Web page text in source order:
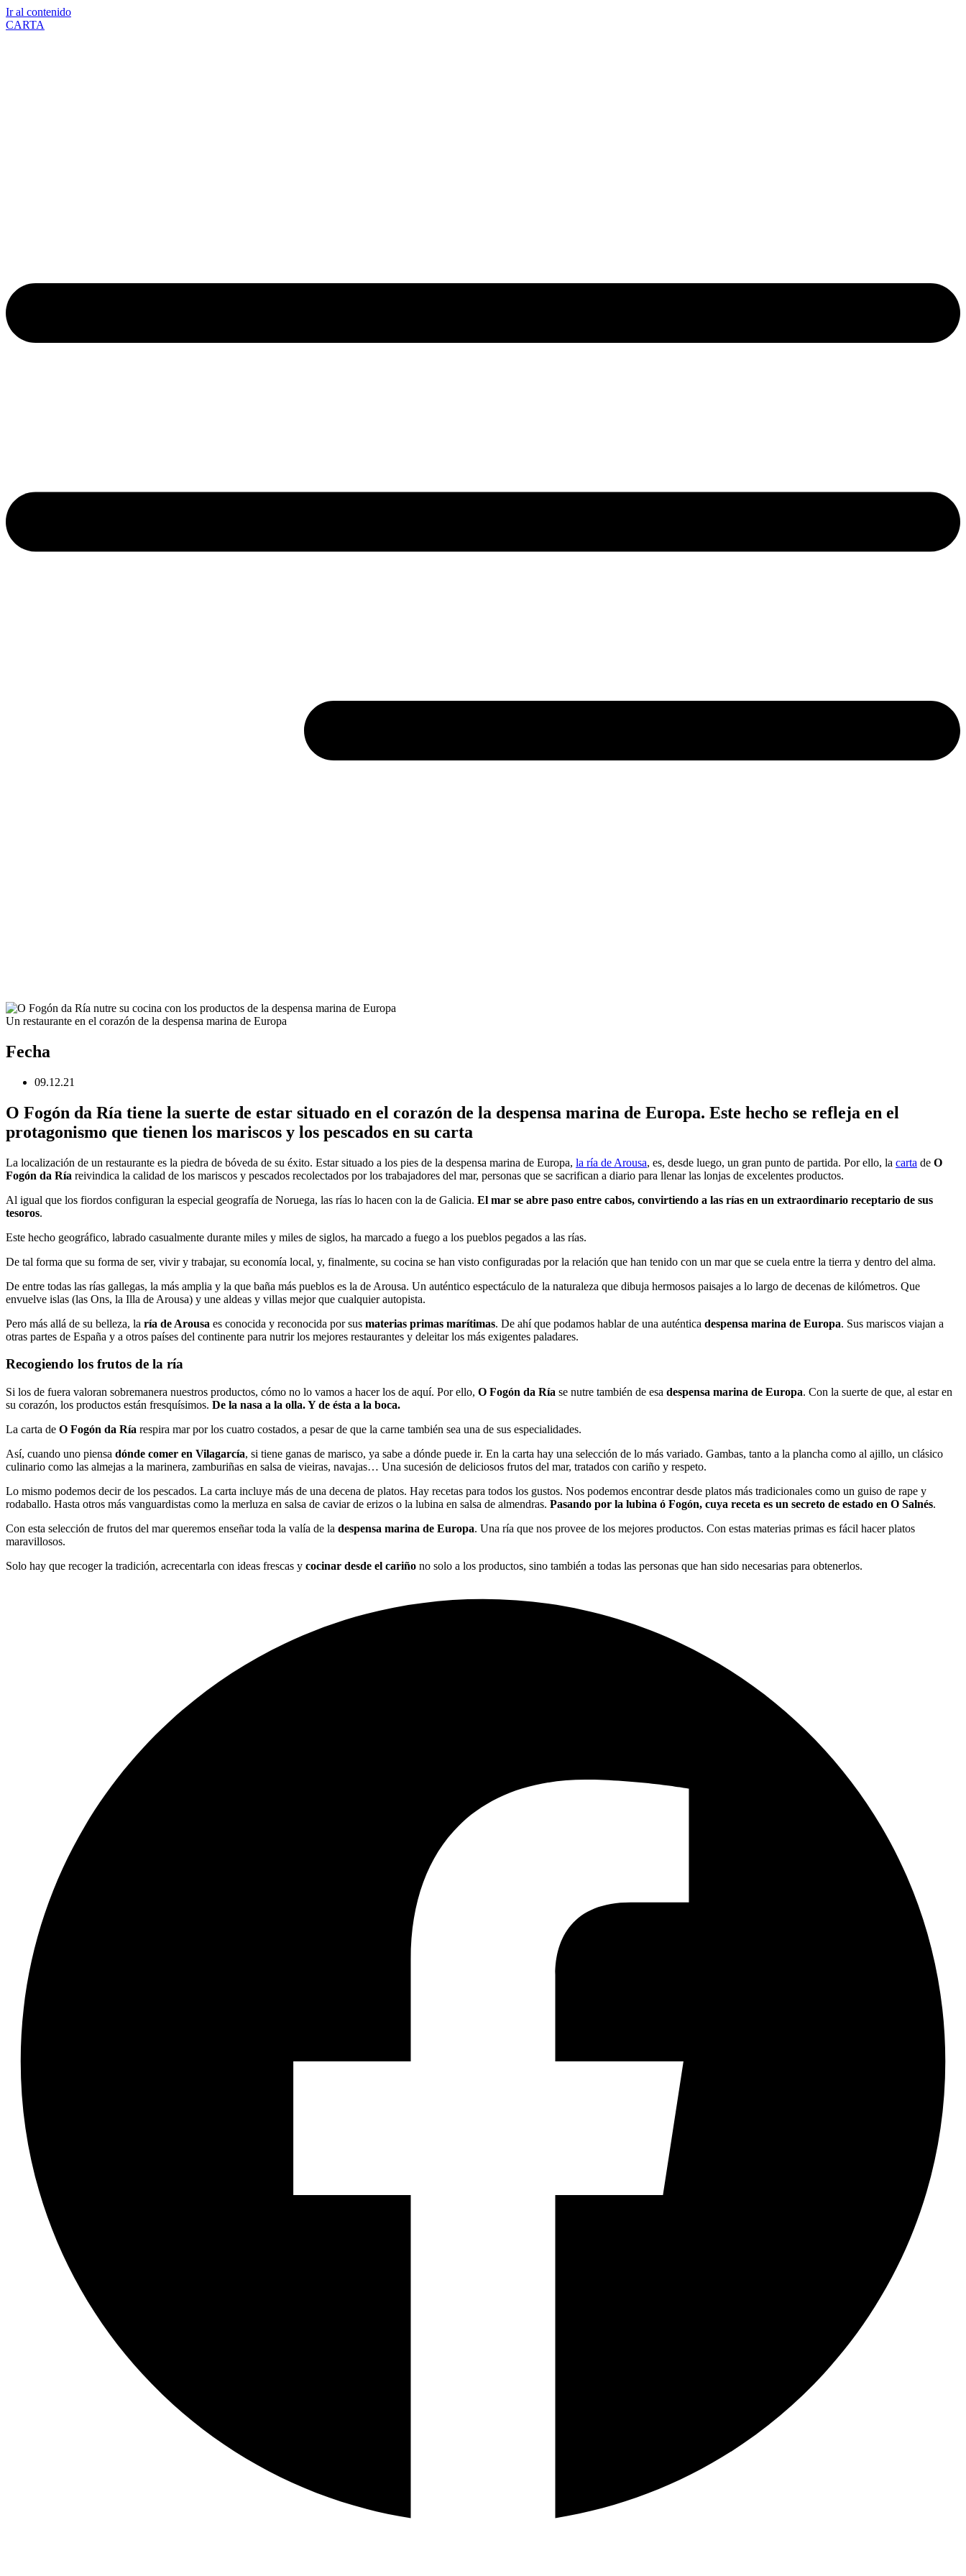
Ir al contenido
CARTA
Un restaurante en el corazón de la despensa marina de Europa
Fecha
09.12.21
O Fogón da Ría tiene la suerte de estar situado en el corazón de la despensa marina de Europa. Este hecho se refleja en el
protagonismo que tienen los mariscos y los pescados en su carta
La localización de un restaurante es la piedra de bóveda de su éxito. Estar situado a los pies de la despensa marina de Europa, la ría de Arousa, es, desde luego, un gran punto de partida. Por ello, la carta de O
Fogón da Ría reivindica la calidad de los mariscos y pescados recolectados por los trabajadores del mar, personas que se sacrifican a diario para llenar las lonjas de excelentes productos.
Al igual que los fiordos configuran la especial geografía de Noruega, las rías lo hacen con la de Galicia. El mar se abre paso entre cabos, convirtiendo a las rías en un extraordinario receptario de sus
tesoros.
Este hecho geográfico, labrado casualmente durante miles y miles de siglos, ha marcado a fuego a los pueblos pegados a las rías.
De tal forma que su forma de ser, vivir y trabajar, su economía local, y, finalmente, su cocina se han visto configuradas por la relación que han tenido con un mar que se cuela entre la tierra y dentro del alma.
De entre todas las rías gallegas, la más amplia y la que baña más pueblos es la de Arousa. Un auténtico espectáculo de la naturaleza que dibuja hermosos paisajes a lo largo de decenas de kilómetros. Que
envuelve islas (las Ons, la Illa de Arousa) y une aldeas y villas mejor que cualquier autopista.
Pero más allá de su belleza, la ría de Arousa es conocida y reconocida por sus materias primas marítimas. De ahí que podamos hablar de una auténtica despensa marina de Europa. Sus mariscos viajan a
otras partes de España y a otros países del continente para nutrir los mejores restaurantes y deleitar los más exigentes paladares.
Recogiendo los frutos de la ría
Si los de fuera valoran sobremanera nuestros productos, cómo no lo vamos a hacer los de aquí. Por ello, O Fogón da Ría se nutre también de esa despensa marina de Europa. Con la suerte de que, al estar en
su corazón, los productos están fresquísimos. De la nasa a la olla. Y de ésta a la boca.
La carta de O Fogón da Ría respira mar por los cuatro costados, a pesar de que la carne también sea una de sus especialidades.
Así, cuando uno piensa dónde comer en Vilagarcía, si tiene ganas de marisco, ya sabe a dónde puede ir. En la carta hay una selección de lo más variado. Gambas, tanto a la plancha como al ajillo, un clásico
culinario como las almejas a la marinera, zamburiñas en salsa de vieiras, navajas… Una sucesión de deliciosos frutos del mar, tratados con cariño y respeto.
Lo mismo podemos decir de los pescados. La carta incluye más de una decena de platos. Hay recetas para todos los gustos. Nos podemos encontrar desde platos más tradicionales como un guiso de rape y
rodaballo. Hasta otros más vanguardistas como la merluza en salsa de caviar de erizos o la lubina en salsa de almendras. Pasando por la lubina ó Fogón, cuya receta es un secreto de estado en O Salnés.
Con esta selección de frutos del mar queremos enseñar toda la valía de la despensa marina de Europa. Una ría que nos provee de los mejores productos. Con estas materias primas es fácil hacer platos
maravillosos.
Solo hay que recoger la tradición, acrecentarla con ideas frescas y cocinar desde el cariño no solo a los productos, sino también a todas las personas que han sido necesarias para obtenerlos.